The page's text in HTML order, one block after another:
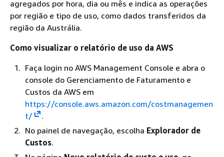
agregados por hora, dia ou mês e indica as operações
por região e tipo de uso, como dados transferidos da
região da Austrália.
Como visualizar o relatório de uso da AWS
Faça login no AWS Management Console e abra o
console do Gerenciamento de Faturamento e
Custos da AWS em
https://console.aws.amazon.com/costmanagemen
t/
.
No painel de navegação, escolha Explorador de
Custos.